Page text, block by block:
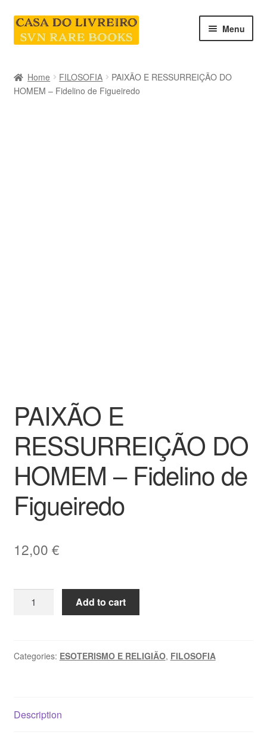
Skip
to
Skip
to
Menu
CATEGORIAS E COLEÇÕES
Home FILOSOFIA
PAIXÃO E RESSURREIÇÃO DO
HOMEM – Fidelino de Figueiredo
PAIXÃO E
RESSURREIÇÃO DO
HOMEM – Fidelino de
Figueiredo
12,00 €
HOMEM
Figueiredo
Add to cart
Categories: ESOTERISMO E RELIGIÃO, FILOSOFIA
Description